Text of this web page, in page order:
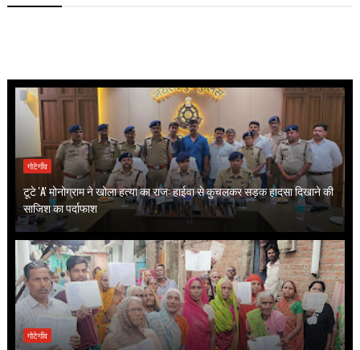
गोटेगाँव
टूटे 'A' मोनोग्राम ने खोला हत्या का राज: हाईवा से कुचलकर सड़क हादसा दिखाने की
साजिश का पर्दाफाश
गोटेगाँव